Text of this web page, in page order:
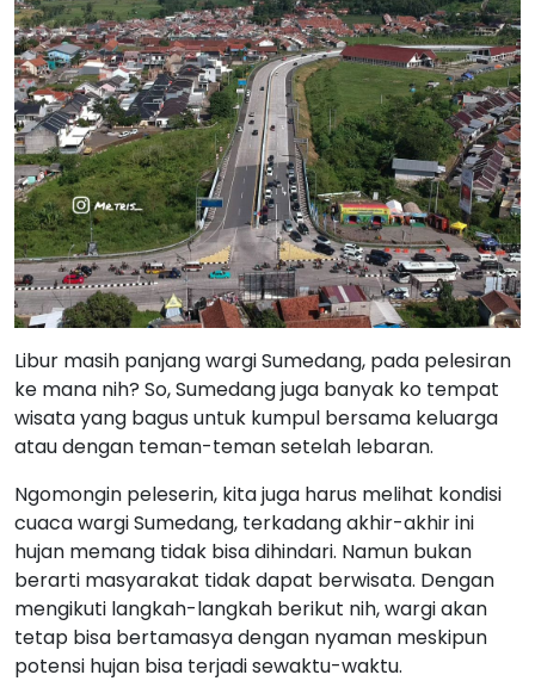
Libur masih panjang wargi Sumedang, pada pelesiran
ke mana nih? So, Sumedang juga banyak ko tempat
wisata yang bagus untuk kumpul bersama keluarga
atau dengan teman-teman setelah lebaran.
Ngomongin peleserin, kita juga harus melihat kondisi
cuaca wargi Sumedang, terkadang akhir-akhir ini
hujan memang tidak bisa dihindari. Namun bukan
berarti masyarakat tidak dapat berwisata. Dengan
mengikuti langkah-langkah berikut nih, wargi akan
tetap bisa bertamasya dengan nyaman meskipun
potensi hujan bisa terjadi sewaktu-waktu.